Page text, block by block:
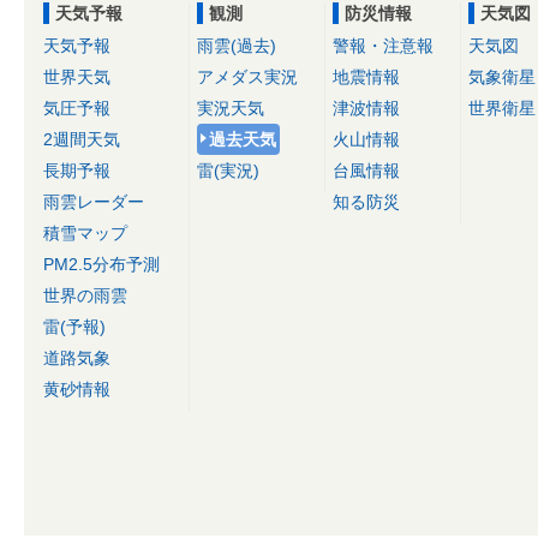
天気予報
天気予報
世界天気
気圧予報
2週間天気
長期予報
雨雲レーダー
積雪マップ
PM2.5分布予測
世界の雨雲
雷(予報)
道路気象
黄砂情報
観測
雨雲(過去)
アメダス実況
実況天気
過去天気
雷(実況)
防災情報
警報・注意報
地震情報
津波情報
火山情報
台風情報
知る防災
天気図
天気図
気象衛星
世界衛星